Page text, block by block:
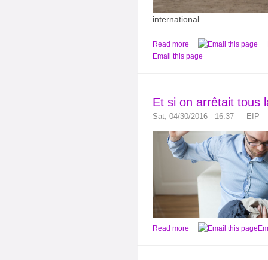
international.
Read more
Email this page
Et si on arrêtait tous
Sat, 04/30/2016 - 16:37 — EIP
Read more